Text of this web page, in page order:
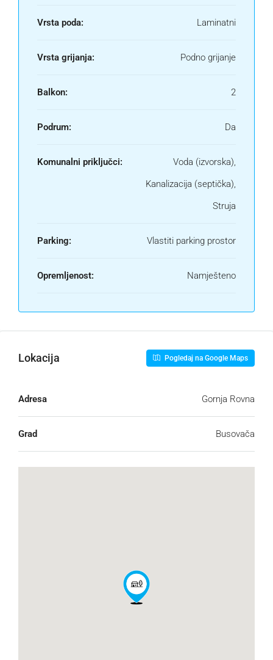
Vrsta poda: Laminatni
Vrsta grijanja: Podno grijanje
Balkon: 2
Podrum: Da
Komunalni priključci:
Voda (izvorska),
Kanalizacija (septička),
Struja
Parking: Vlastiti parking prostor
Opremljenost: Namješteno
Lokacija Pogledaj na Google Maps
Adresa Gornja Rovna
Grad Busovača